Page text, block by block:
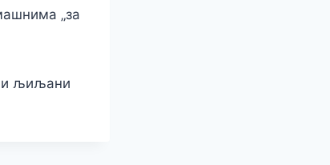
„за
и љиљани